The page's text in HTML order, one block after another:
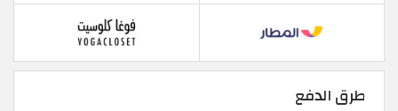
طرق الدفع